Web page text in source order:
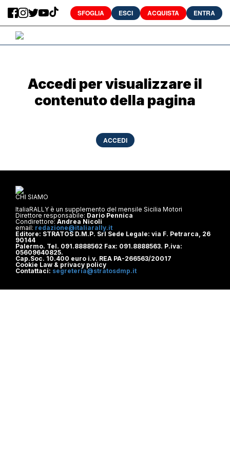
SFOGLIA ESCI ACQUISTA ENTRA
Accedi per visualizzare il
contenuto della pagina
ACCEDI
CHI SIAMO
ItaliaRALLY è un supplemento del mensile Sicilia Motori
Direttore responsabile: Dario Pennica
Condirettore: Andrea Nicoli
email: redazione@italiarally.it
Editore: STRATOS D.M.P. Srl Sede Legale: via F. Petrarca, 26
90144
Palermo. Tel. 091.8888562 Fax: 091.8888563. P.iva:
05609640825.
Cap.Soc. 10.400 euro i.v. REA PA-266563/20017
Cookie Law & privacy policy
Contattaci: segreteria@stratosdmp.it